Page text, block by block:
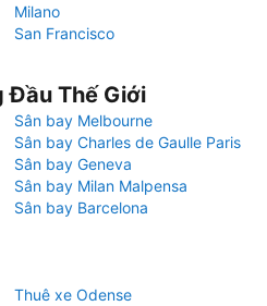
Milano
San Francisco
Đầu Thế Giới
Sân bay Melbourne
Sân bay Charles de Gaulle Paris
Sân bay Geneva
Sân bay Milan Malpensa
Sân bay Barcelona
Thuê xe Odense